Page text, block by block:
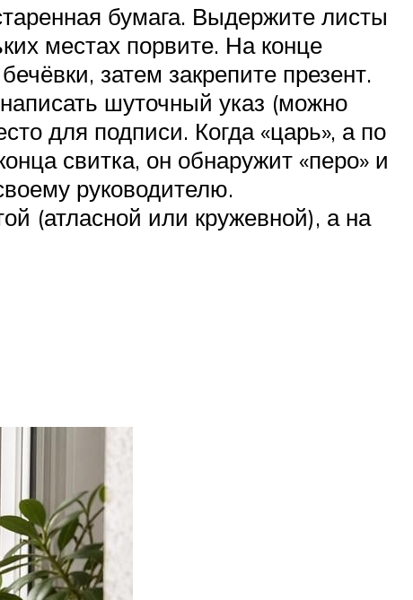
бумага. Выдержите листы
местах порвите. На конце
затем закрепите презент.
шуточный указ (можно
для подписи. Когда «царь», а по
свитка, он обнаружит «перо» и
руководителю.
(атласной или кружевной), а на